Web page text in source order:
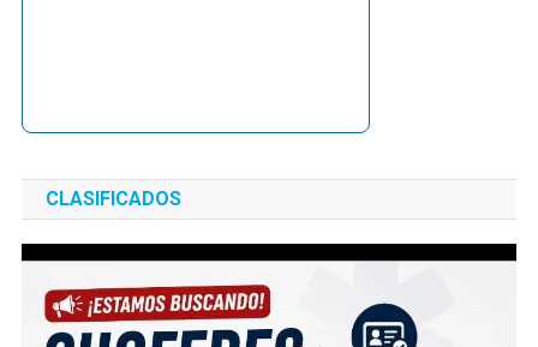
CLASIFICADOS